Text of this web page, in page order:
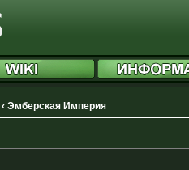
‹ Эмберская Империя